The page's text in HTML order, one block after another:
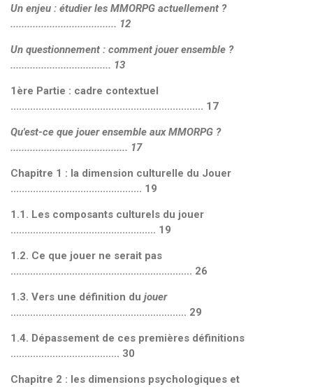
Un enjeu : étudier les MMORPG actuellement ?
...................................... 12
Un questionnement : comment jouer ensemble ?
.................................... 13
1 ère Partie : cadre contextuel
..................................................................... 17
Qu'est-ce que jouer ensemble aux MMORPG ?
.......................................... 17
Chapitre 1 : la dimension culturelle du Jouer
............................................... 19
1.1. Les composants culturels du jouer
.................................................... 19
1.2. Ce que jouer ne serait pas
................................................................. 26
1.3. Vers une définition du jouer
............................................................... 29
1.4. Dépassement de ces premières définitions
....................................... 30
Chapitre 2 : les dimensions psychologiques et